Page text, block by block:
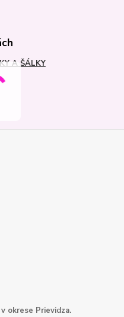
A ŠÁLKY
okrese Prievidza.